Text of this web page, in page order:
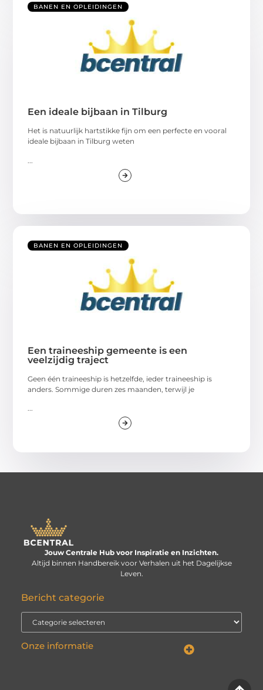
BANEN EN OPLEIDINGEN
Een ideale bijbaan in Tilburg
Het is natuurlijk hartstikke fijn om een perfecte en vooral
ideale bijbaan in Tilburg weten
BANEN EN OPLEIDINGEN
Een traineeship gemeente is een
veelzijdig traject
Geen één traineeship is hetzelfde, ieder traineeship is
anders. Sommige duren zes maanden, terwijl je
...
Jouw Centrale Hub voor Inspiratie en Inzichten.
Altijd binnen Handbereik voor Verhalen uit het Dagelijkse
Leven.
Bericht categorie
Onze informatie